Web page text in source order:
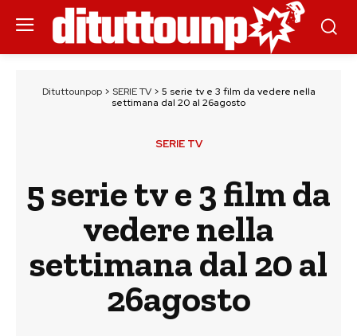
Dituttounpop> SERIE TV> 5 serie tv e 3 film da vedere nella
settimana dal 20 al 26agosto
SERIE TV
5 serie tv e 3 film da
vedere nella
settimana dal 20 al
26agosto